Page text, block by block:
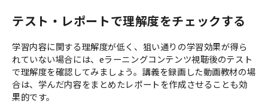
テスト・レポートで理解度をチェックする
学習内容に関する理解度が低く、狙い通りの学習効果が得ら
れていない場合には、eラーニングコンテンツ視聴後のテスト
で理解度を確認してみましょう。講義を録画した動画教材の場
合は、学んだ内容をまとめたレポートを作成させることも効
果的です。